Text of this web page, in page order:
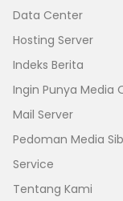
Data Center
Hosting Server
Indeks Berita
Ingin Punya Media
Mail Server
Pedoman Media
Service
Tentang Kami